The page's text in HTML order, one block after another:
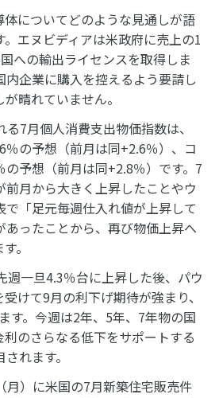
についてどのような見通しが語
エヌビディアは米政府に売上の1
への輸出ライセンスを取得しま
内企業に購入を控えるよう要請し
晴れていません。
7月個人消費支出物価指数は、
の予想（前月は同+2.6％）、コ
予想（前月は同+2.8％）です。7
前月から大きく上昇したことやウ
で「足元毎週仕入れ値が上昇して
あったことから、再び物価上昇へ
。
週一旦4.3％台に上昇した後、パウ
けて9月の利下げ期待が強まり、
す。今週は2年、5年、7年物の国
のさらなる低下をサポートする
れます。
月）に米国の7月新築住宅販売件